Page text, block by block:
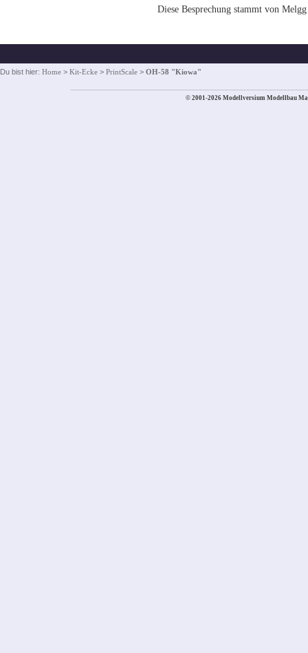
Diese Besprechung stammt von
Du bist hier: Home > Kit-Ecke > PrintScale > OH-58 "Kiowa"
© 2001-2026 Modellversium Modellbau